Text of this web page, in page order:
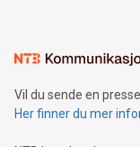
Vil du sende en
Her finner du mer